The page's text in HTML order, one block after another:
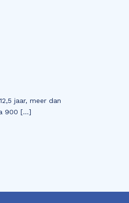
jaar, meer dan
900 […]